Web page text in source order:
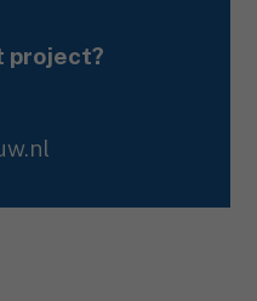
project?